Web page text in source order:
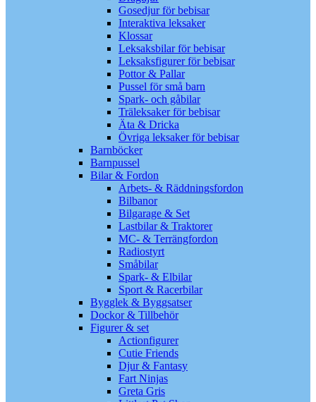
Gosedjur för bebisar
Interaktiva leksaker
Klossar
Leksaksbilar för bebisar
Leksaksfigurer för bebisar
Pottor & Pallar
Pussel för små barn
Spark- och gåbilar
Träleksaker för bebisar
Äta & Dricka
Övriga leksaker för bebisar
Barnböcker
Barnpussel
Bilar & Fordon
Arbets- & Räddningsfordon
Bilbanor
Bilgarage & Set
Lastbilar & Traktorer
MC- & Terrängfordon
Radiostyrt
Småbilar
Spark- & Elbilar
Sport & Racerbilar
Bygglek & Byggsatser
Dockor & Tillbehör
Figurer & set
Actionfigurer
Cutie Friends
Djur & Fantasy
Fart Ninjas
Greta Gris